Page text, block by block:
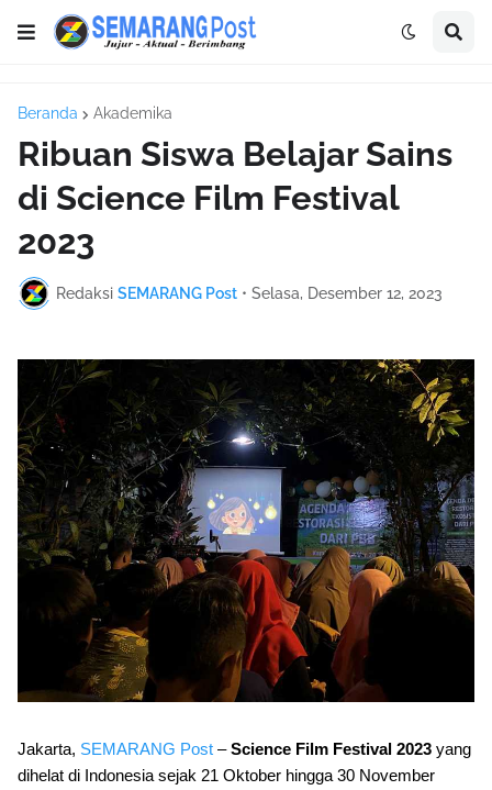
Beranda Akademika
Ribuan Siswa Belajar Sains
di Science Film Festival
2023
Redaksi SEMARANG Post • Selasa, Desember 12, 2023
Jakarta, SEMARANG Post –Science Film Festival 2023 yang
dihelat di Indonesia sejak 21 Oktober hingga 30 November